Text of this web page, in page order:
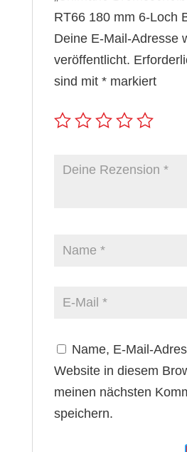
RT66 180 mm 6-Loch
Deine E-Mail-Adresse
veröffentlicht.
sind mit *markiert
Name, E-Mail-
Website in diesem
meinen nächsten
speichern.